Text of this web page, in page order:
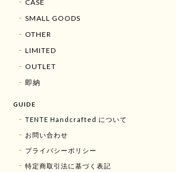
CASE
SMALL GOODS
OTHER
LIMITED
OUTLET
即納
GUIDE
TENTE Handcrafted について
お問い合わせ
プライバシーポリシー
特定商取引法に基づく表記